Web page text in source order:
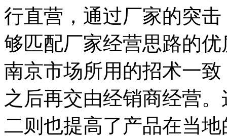
行直营，通过厂家的突
够匹配厂家经营思路的
南京市场所用的招术一
之后再交由经销商经营
二则也提高了产品在当